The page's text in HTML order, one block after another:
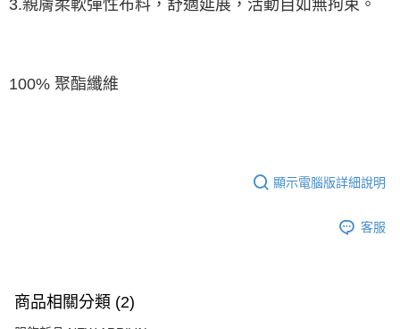
3.親膚柔軟彈性布料，舒適延展，活動自如無拘束。
100% 聚酯纖維
顯示電腦版詳細說明
客服
商品相關分類 (2)